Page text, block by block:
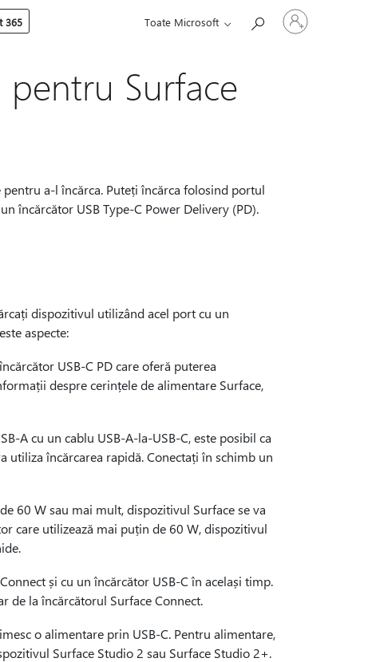
365 Toate Microsoft
Conectați-
vă
pentru Surface
a-l încărca. Puteți încărca folosind portul
încărcător USB Type-C Power Delivery (PD).
dispozitivul utilizând acel port cu un
aspecte:
USB-C PD care oferă puterea
despre cerințele de alimentare Surface,
A cu un cablu USB-A-la-USB-C, este posibil ca
utiliza încărcarea rapidă. Conectați în schimb un
60 W sau mai mult, dispozitivul Surface se va
care utilizează mai puțin de 60 W, dispozitivul
și cu un încărcător USB-C în același timp.
de la încărcătorul Surface Connect.
o alimentare prin USB-C. Pentru alimentare,
Surface Studio 2 sau Surface Studio 2+.